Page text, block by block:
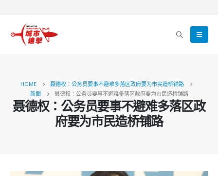
HOME
聂德权：公务员要事不避难多落区政府要为市民造桥铺路
新聞
聂德权：公务员要事不避难多落区政府要为市民造桥铺路
聂德权：公务员要事不避难多落区政
府要为市民造桥铺路